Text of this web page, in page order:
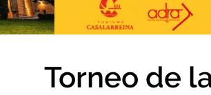
Torneo de